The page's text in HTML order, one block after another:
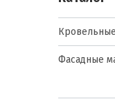
Фасадные